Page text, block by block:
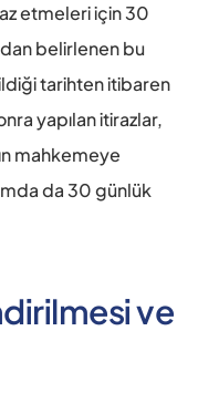
etmeleri için 30
belirlenen bu
tarihten itibaren
yapılan itirazlar,
mahkemeye
da 30 günlük
ve